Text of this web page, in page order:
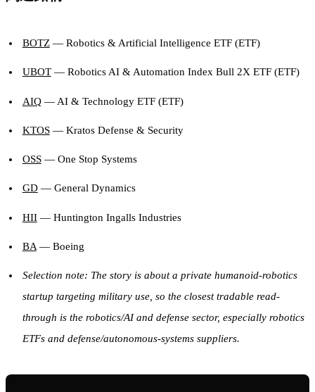
BOTZ— Robotics & Artificial Intelligence ETF (ETF)
UBOT— Robotics AI & Automation Index Bull 2X ETF (ETF)
AIQ— AI & Technology ETF (ETF)
KTOS— Kratos Defense & Security
OSS— One Stop Systems
GD— General Dynamics
HII— Huntington Ingalls Industries
BA— Boeing
Selection note: The story is about a private humanoid-robotics
startup targeting military use, so the closest tradable read-
through is the robotics/AI and defense sector, especially robotics
ETFs and defense/autonomous-systems suppliers.